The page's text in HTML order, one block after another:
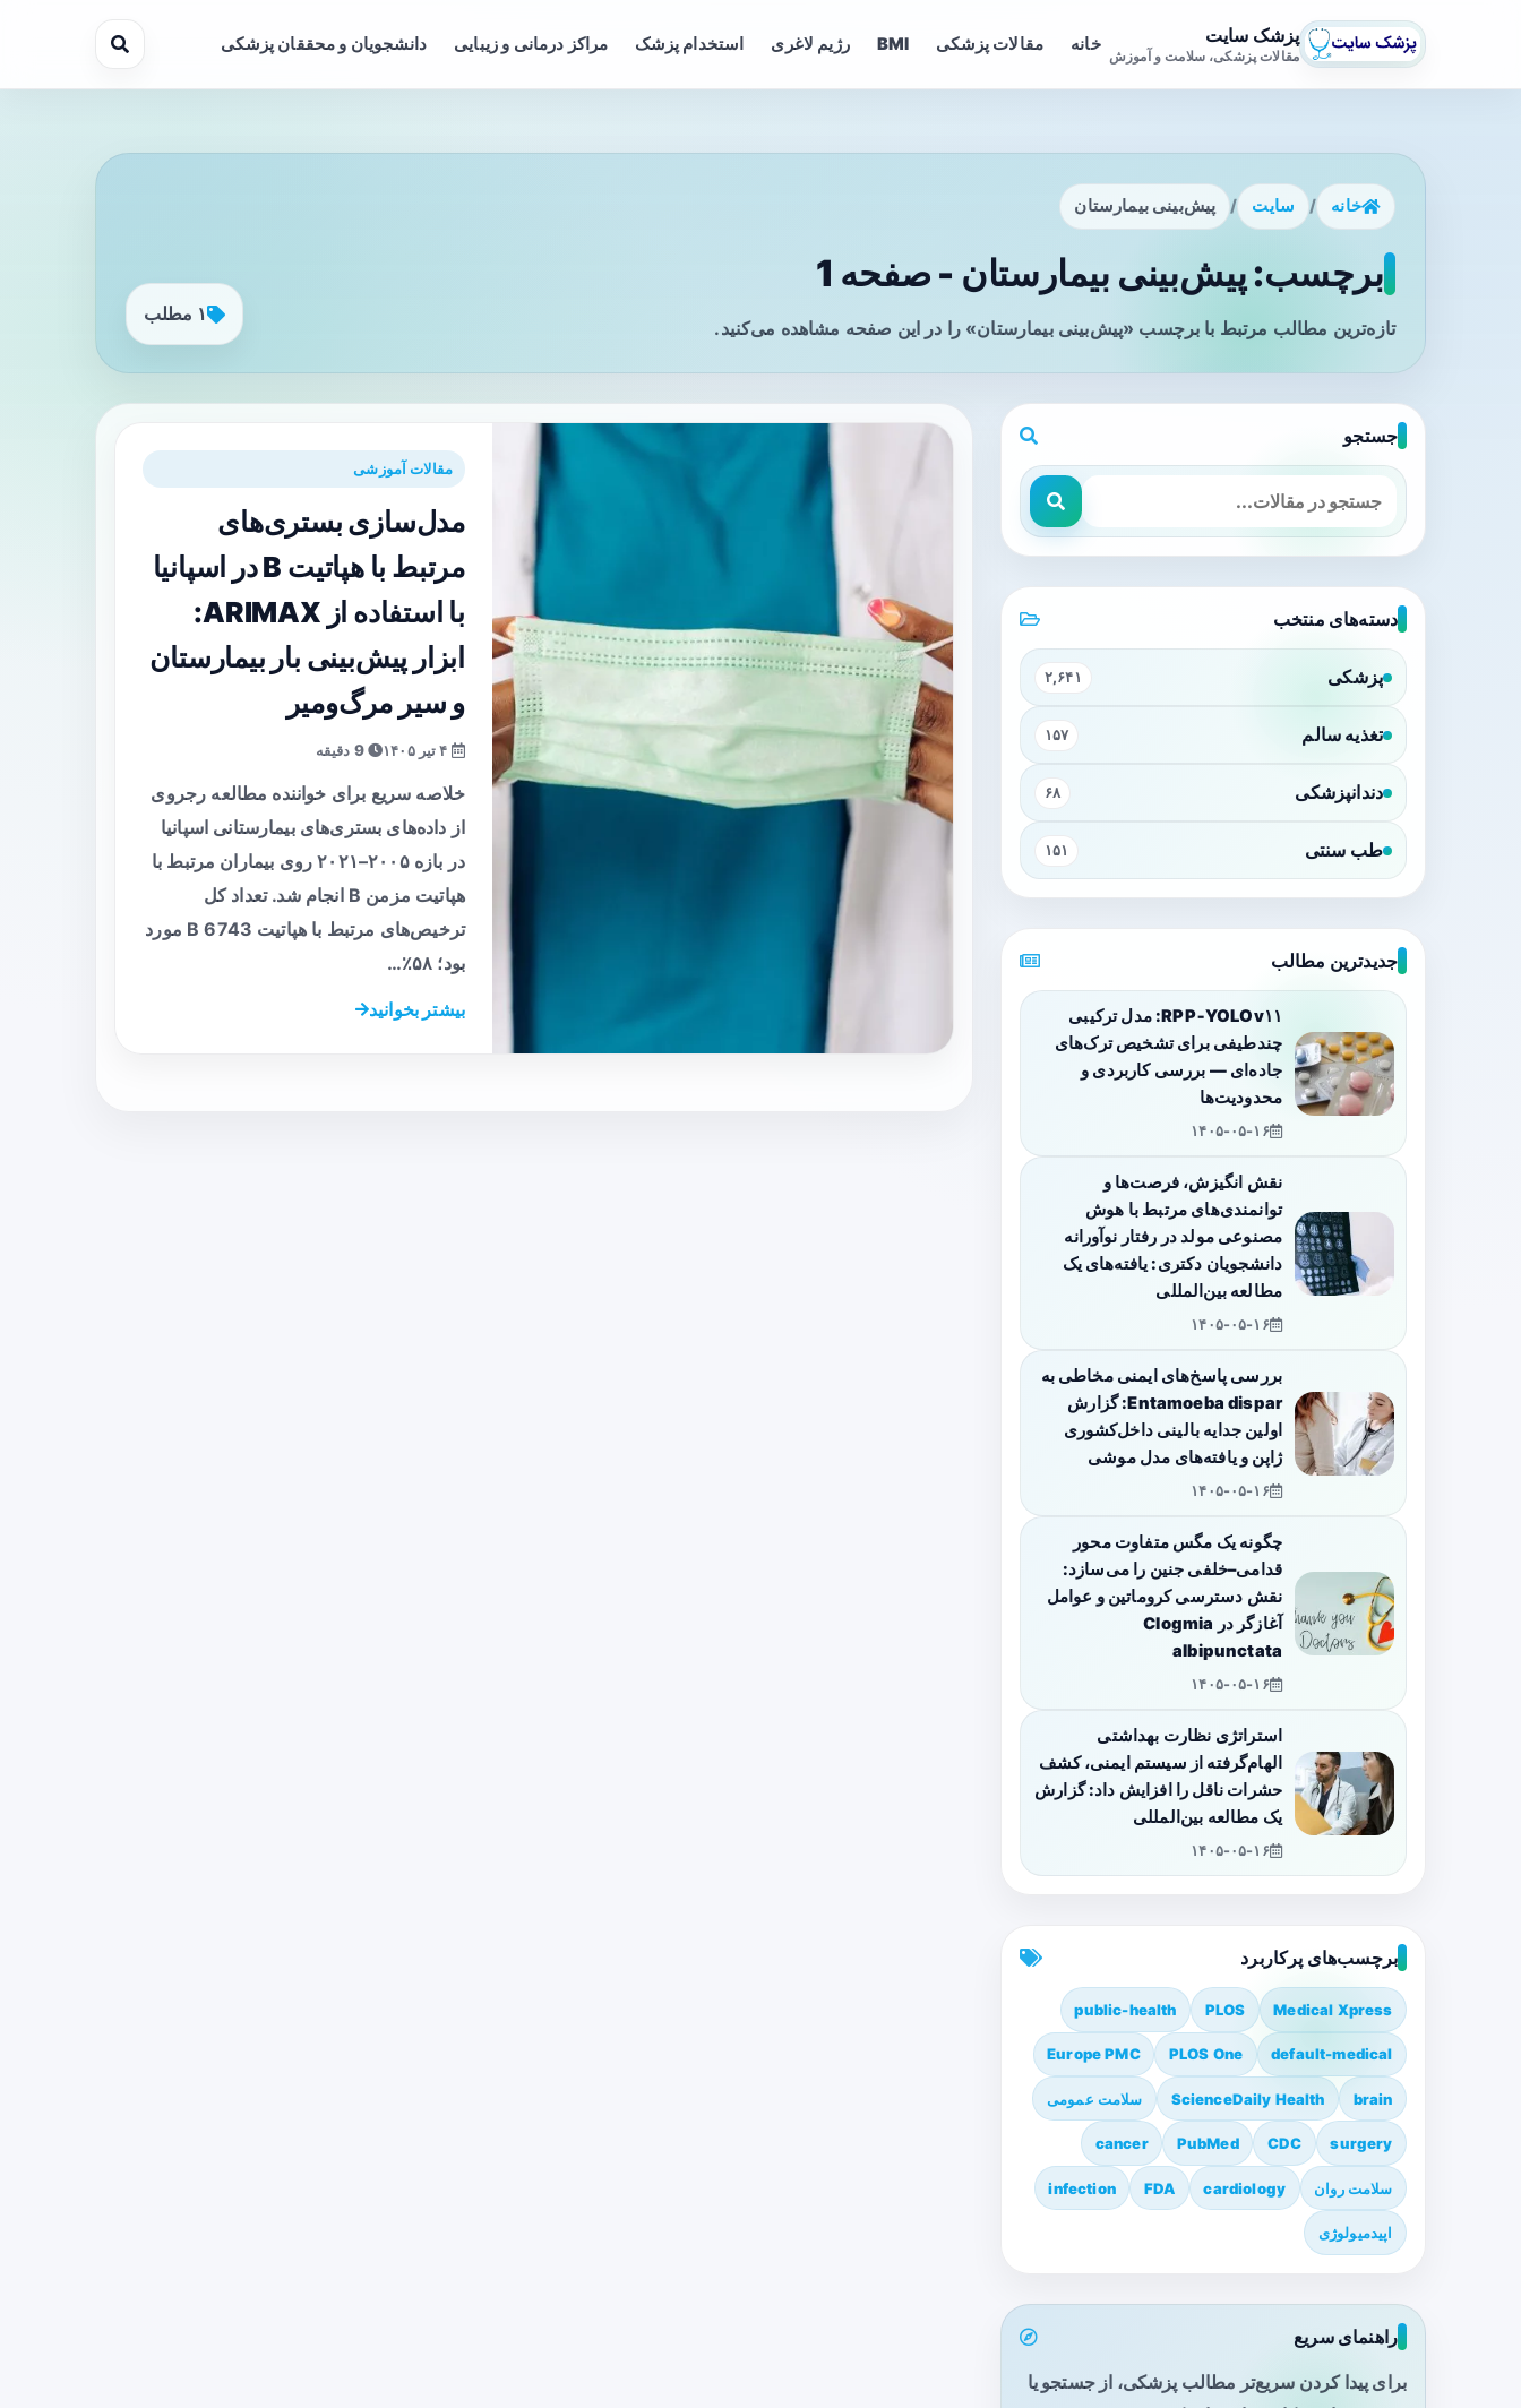
پزشک سایت
مقالات پزشکی، سلامت و آموزش
خانه مقالات پزشکی BMI رژیم لاغری استخدام پزشک مراکز درمانی و زیبایی دانشجویان و محققان پزشکی
خانه / سایت / پیش‌بینی بیمارستان
برچسب: پیش‌بینی بیمارستان - صفحه 1
تازه‌ترین مطالب مرتبط با برچسب «پیش‌بینی بیمارستان» را در این صفحه مشاهده می‌کنید.
۱ مطلب
مقالات آموزشی
مدل‌سازی بستری‌های
مرتبط با هپاتیت B در اسپانیا
با استفاده از ARIMAX:
ابزار پیش‌بینی بار بیمارستان
و سیر مرگ‌ومیر
9 دقیقه
خلاصه سریع برای خواننده مطالعه رجروی
از داده‌های بستری‌های بیمارستانی اسپانیا
در بازه ۲۰۰۵–۲۰۲۱ روی بیماران مرتبط با
هپاتیت مزمن B انجام شد. تعداد کل
ترخیص‌های مرتبط با هپاتیت B 6743 مورد
بود؛ ۵۸٪…
بیشتر بخوانید
جستجو
دسته‌های منتخب
پزشکی ۲,۶۴۱
تغذیه سالم ۱۵۷
دندانپزشکی ۶۸
طب سنتی ۱۵۱
جدیدترین مطالب
RPP‑YOLOv۱۱: مدل ترکیبی
چندطیفی برای تشخیص ترک‌های
جاده‌ای — بررسی کاربردی و
محدودیت‌ها
۱۴۰۵-۰۵-۱۶
نقش انگیزش، فرصت‌ها و
توانمندی‌های مرتبط با هوش
مصنوعی مولد در رفتار نوآورانه
دانشجویان دکتری: یافته‌های یک
مطالعه بین‌المللی
۱۴۰۵-۰۵-۱۶
بررسی پاسخ‌های ایمنی مخاطی به
Entamoeba dispar: گزارش
اولین جدایه بالینی داخل‌کشوری
ژاپن و یافته‌های مدل موشی
۱۴۰۵-۰۵-۱۶
چگونه یک مگس متفاوت محور
قدامی–خلفی جنین را می‌سازد:
نقش دسترسی کروماتین و عوامل
آغازگر در Clogmia
albipunctata
۱۴۰۵-۰۵-۱۶
استراتژی نظارت بهداشتی
الهام‌گرفته از سیستم ایمنی، کشف
حشرات ناقل را افزایش داد: گزارش
یک مطالعه بین‌المللی
۱۴۰۵-۰۵-۱۶
برچسب‌های پرکاربرد
Medical Xpress
PLOS
public-health
default-medical
PLOS One
Europe PMC
brain
ScienceDaily Health سلامت عمومی
surgery
CDC
PubMed
cancer
سلامت روان cardiology
FDA
infection
اپیدمیولوژی
راهنمای سریع
برای پیدا کردن سریع‌تر مطالب پزشکی، از جستجو یا